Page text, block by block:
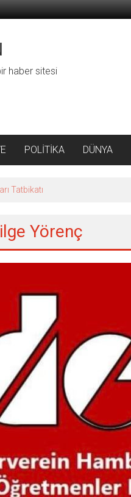
haber sitesi
POLİTİKA DÜNYA
Tatbikatı
Yörenç